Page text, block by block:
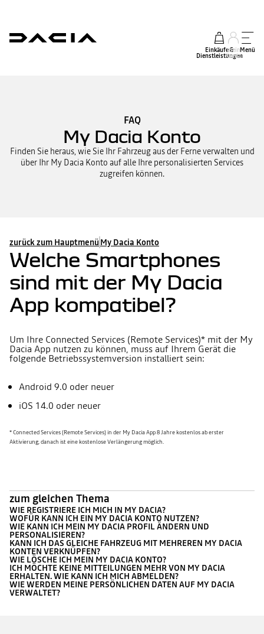
Einkäufe &
Dienstleistungen
mein
Konto
Menü
FAQ
My Dacia Konto
Finden Sie heraus, wie Sie Ihr Fahrzeug aus der Ferne verwalten und
über Ihr My Dacia Konto auf alle Ihre personalisierten Services
zugreifen können.
zurück zum Hauptmenü My Dacia Konto
Welche Smartphones
sind mit der My Dacia
App kompatibel?
Um Ihre Connected Services (Remote Services)* mit der My
Dacia App nutzen zu können, muss auf Ihrem Gerät die
folgende Betriebssystemversion installiert sein:
Android 9.0 oder neuer
iOS 14.0 oder neuer
* Connected Services (Remote Services) in der My Dacia App 8 Jahre kostenlos ab erster
Aktivierung, danach ist eine kostenlose Verlängerung möglich.
zum gleichen Thema
WIE REGISTRIERE ICH MICH IN MY DACIA?
WOFÜR KANN ICH EIN MY DACIA KONTO NUTZEN?
WIE KANN ICH MEIN MY DACIA PROFIL ÄNDERN UND
PERSONALISIEREN?
KANN ICH DAS GLEICHE FAHRZEUG MIT MEHREREN MY DACIA
KONTEN VERKNÜPFEN?
WIE LÖSCHE ICH MEIN MY DACIA KONTO?
ICH MÖCHTE KEINE MITTEILUNGEN MEHR VON MY DACIA
ERHALTEN. WIE KANN ICH MICH ABMELDEN?
WIE WERDEN MEINE PERSÖNLICHEN DATEN AUF MY DACIA
VERWALTET?